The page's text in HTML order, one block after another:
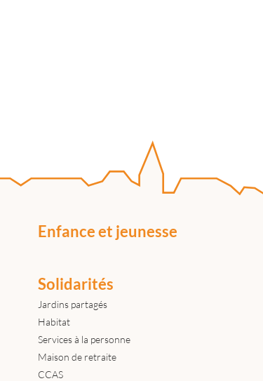
Enfance et jeunesse
Solidarités
Jardins partagés
Habitat
Services à la personne
Maison de retraite
CCAS